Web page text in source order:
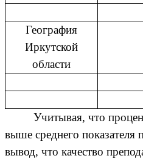
География
Иркутской
области
Учитывая, что
выше среднего показателя
вывод, что качество